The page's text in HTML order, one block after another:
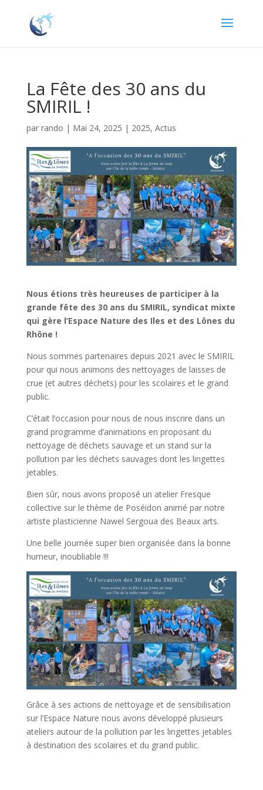
La Fête des 30 ans du
SMIRIL !
par rando | Mai 24, 2025 | 2025, Actus
Nous étions très heureuses de participer à la
grande fête des 30 ans du SMIRIL, syndicat mixte
qui gère l’Espace Nature des Iles et des Lônes du
Rhône !
Nous sommes partenaires depuis 2021 avec le SMIRIL
pour qui nous animons des nettoyages de laisses de
crue (et autres déchets) pour les scolaires et le grand
public.
C’était l’occasion pour nous de nous inscrire dans un
grand programme d’animations en proposant du
nettoyage de déchets sauvage et un stand sur la
pollution par les déchets sauvages dont les lingettes
jetables.
Bien sûr, nous avons proposé un atelier Fresque
collective sur le thème de Poséidon animé par notre
artiste plasticienne Nawel Sergoua des Beaux arts.
Une belle journée super bien organisée dans la bonne
humeur, inoubliable !!!
Grâce à ses actions de nettoyage et de sensibilisation
sur l’Espace Nature nous avons développé plusieurs
ateliers autour de la pollution par les lingettes jetables
à destination des scolaires et du grand public.